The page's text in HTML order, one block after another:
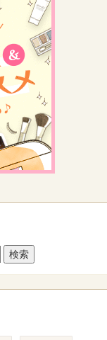
検索
検索